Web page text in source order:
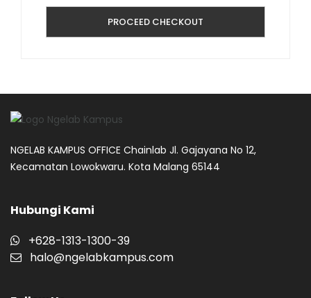
PROCEED CHECKOUT
NGELAB KAMPUS OFFICE Chainlab Jl. Gajayana No 12,
Kecamatan Lowokwaru. Kota Malang 65144
Hubungi Kami
+628-1313-1300-39
halo@ngelabkampus.com